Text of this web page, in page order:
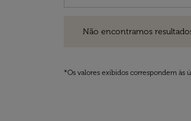
Não encontramos
*Os valores exibidos correspondem às